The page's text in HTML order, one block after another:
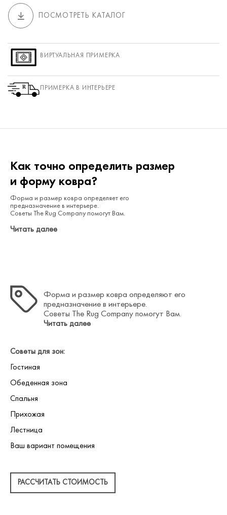
ПОСМОТРЕТЬ КАТАЛОГ
ВИРТУАЛЬНАЯ ПРИМЕРКА
ПРИМЕРКА В ИНТЕРЬЕРЕ
Как точно определить размер
и форму ковра?
Форма и размер ковра определяет его
предназначение в интерьере.
Советы The Rug Company помогут Вам.
Читать далее
Форма и размер ковра определяют его
предназначение в интерьере.
Советы The Rug Company помогут Вам.
Читать далее
Советы для зон:
Гостиная
Обеденная зона
Спальня
Прихожая
Лестница
Ваш вариант помещения
РАССЧИТАТЬ СТОИМОСТЬ